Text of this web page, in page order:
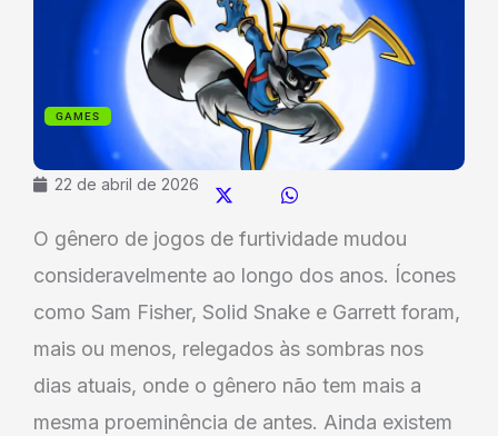
22 de abril de 2026
GAMES
O gênero de jogos de furtividade mudou
consideravelmente ao longo dos anos. Ícones
como Sam Fisher, Solid Snake e Garrett foram,
mais ou menos, relegados às sombras nos
dias atuais, onde o gênero não tem mais a
mesma proeminência de antes. Ainda existem